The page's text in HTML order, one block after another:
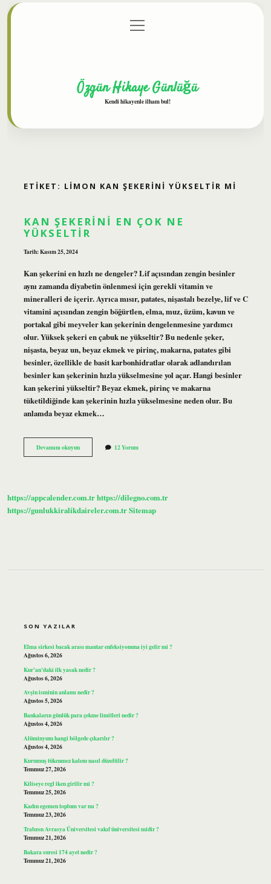
Gizlilik Politikası
menüyü
aç
Özgün Hikaye Günlüğü
Kendi hikayenle ilham bul!
ETIKET: LIMON KAN ŞEKERINI YÜKSELTIR MI
KAN ŞEKERINI EN ÇOK NE
YÜKSELTIR
Tarih: Kasım 25, 2024
Kan şekerini en hızlı ne dengeler? Lif açısından zengin besinler
aynı zamanda diyabetin önlenmesi için gerekli vitamin ve
mineralleri de içerir. Ayrıca mısır, patates, nişastalı bezelye, lif ve C
vitamini açısından zengin böğürtlen, elma, muz, üzüm, kavun ve
portakal gibi meyveler kan şekerinin dengelenmesine yardımcı
olur. Yüksek şekeri en çabuk ne yükseltir? Bu nedenle şeker,
nişasta, beyaz un, beyaz ekmek ve pirinç, makarna, patates gibi
besinler, özellikle de basit karbonhidratlar olarak adlandırılan
besinler kan şekerinin hızla yükselmesine yol açar. Hangi besinler
kan şekerini yükseltir? Beyaz ekmek, pirinç ve makarna
tüketildiğinde kan şekerinin hızla yükselmesine neden olur. Bu
anlamda beyaz ekmek…
Devamını okuyunKan
Şekerini
12 Yorum
https://appcalender.com.trhttps://dilegno.com.tr
https://gunlukkiralikdaireler.com.trSitemap
SON YAZILAR
Elma sirkesi bacak arası mantar enfeksiyonuna iyi gelir mi ?
Ağustos 6, 2026
Kur’an’daki ilk yasak nedir ?
Ağustos 6, 2026
Avşin isminin anlamı nedir ?
Ağustos 5, 2026
Bankaların günlük para çekme limitleri nedir ?
Ağustos 4, 2026
Alüminyum hangi bölgede çıkarılır ?
Ağustos 4, 2026
Kurumuş tükenmez kalem nasıl düzeltilir ?
Temmuz 27, 2026
Kiliseye regl iken girilir mi ?
Temmuz 25, 2026
Kadın egemen toplum var mı ?
Temmuz 23, 2026
Trabzon Avrasya Üniversitesi vakıf üniversitesi midir ?
Temmuz 21, 2026
Bakara suresi 174 ayet nedir ?
Temmuz 21, 2026